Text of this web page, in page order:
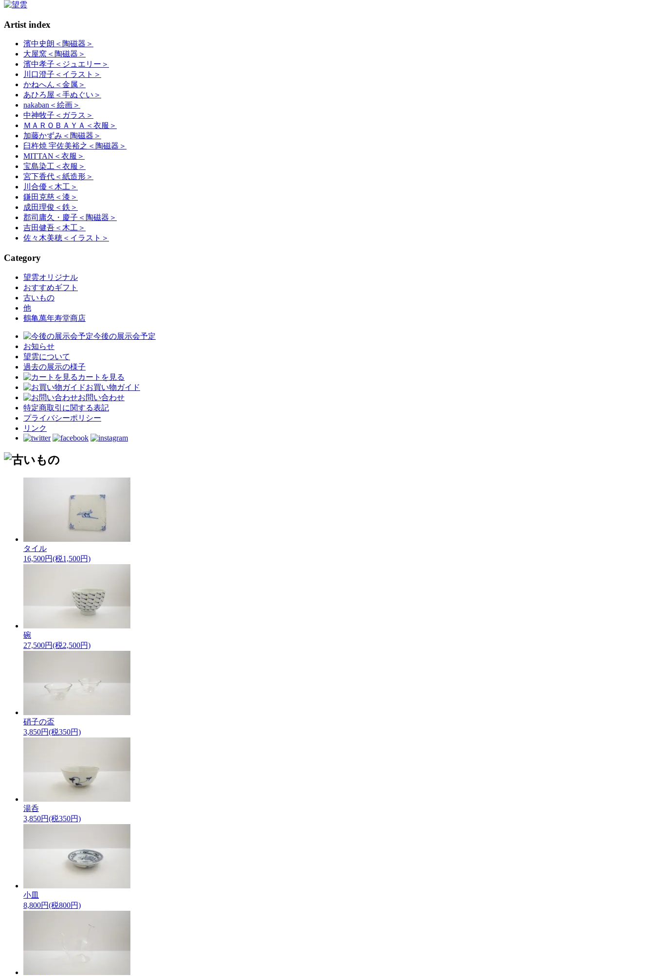
Artist index
濱中史朗 ＜陶磁器＞
大屋窯 ＜陶磁器＞
濱中孝子 ＜ジュエリー＞
川口澄子 ＜イラスト＞
かねへん ＜金属＞
あひろ屋 ＜手ぬぐい＞
nakaban ＜絵画＞
中神牧子 ＜ガラス＞
ＭＡＲＯＢＡＹＡ ＜衣服＞
加藤かずみ ＜陶磁器＞
臼杵焼 宇佐美裕之 ＜陶磁器＞
MITTAN ＜衣服＞
宝島染工 ＜衣服＞
宮下香代 ＜紙造形＞
川合優 ＜木工＞
鎌田克慈 ＜漆＞
成田理俊 ＜鉄＞
郡司庸久・慶子 ＜陶磁器＞
吉田健吾 ＜木工＞
佐々木美穂 ＜イラスト＞
Category
望雲オリジナル
おすすめギフト
古いもの
他
鶴亀萬年寿堂商店
今後の展示会予定
お知らせ
望雲について
過去の展示の様子
カートを見る
お買い物ガイド
お問い合わせ
特定商取引に関する表記
プライバシーポリシー
リンク
タイル
16,500円(税1,500円)
碗
27,500円(税2,500円)
硝子の盃
3,850円(税350円)
湯呑
3,850円(税350円)
小皿
8,800円(税800円)